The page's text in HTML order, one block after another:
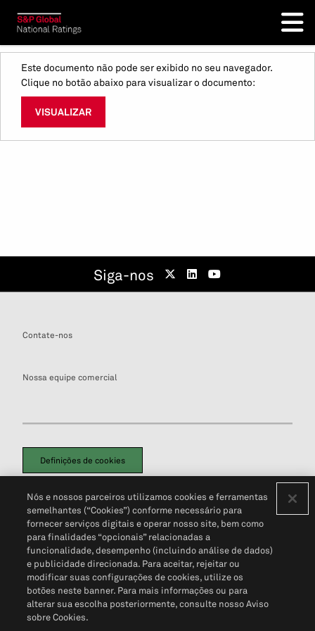
Este documento não pode ser exibido no seu navegador.
Clique no botão abaixo para visualizar o documento:
VISUALIZAR
Siga-nos
Contate-nos
Nossa equipe comercial
Definições de cookies
Política de PrivacidadePortal de privacidade do cliente (em inglês)
Não Venda Minhas Informações Pessoais© 2026 S&P Global
Nós e nossos parceiros utilizamos cookies e ferramentas
semelhantes (“Cookies”) conforme necessário para
fornecer serviços digitais e operar nosso site, bem como
para finalidades “opcionais” relacionadas a
funcionalidade, desempenho (incluindo análise de dados)
e publicidade direcionada. Para aceitar, rejeitar ou
modificar suas configurações de cookies, utilize os
botões neste banner. Para mais informações ou para
alterar sua escolha posteriormente, consulte nosso Aviso
sobre Cookies.